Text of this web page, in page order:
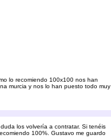
lo recomiendo 100x100 nos han
murcia y nos lo han puesto todo muy
los volvería a contratar. Si tenéis
100%. Gustavo me guardo